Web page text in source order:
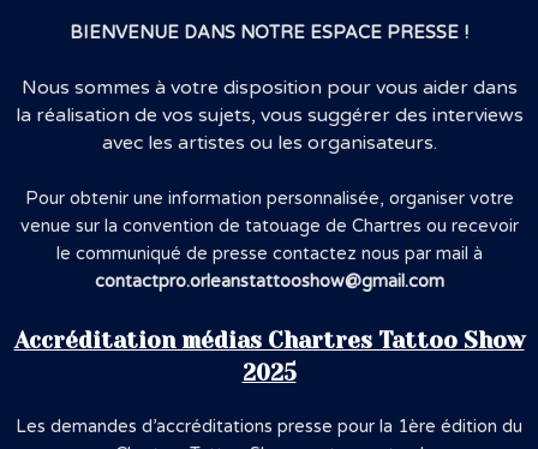
BIENVENUE DANS NOTRE ESPACE PRESSE !
Nous sommes à votre disposition pour vous aider dans
la réalisation de vos sujets, vous suggérer des interviews
avec les artistes ou les organisateurs.
Pour obtenir une information personnalisée, organiser votre
venue sur la convention de tatouage de Chartres ou recevoir
le communiqué de presse contactez nous par mail à
contactpro.orleanstattooshow@gmail.com
Accréditation médias Chartres Tattoo Show
2025
Les demandes d’accréditations presse pour la 1ère édition du